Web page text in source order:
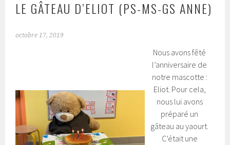
LE GÂTEAU D’ELIOT (PS-MS-GS ANNE)
octobre 17, 2019
Nous avons fêté
l’anniversaire de
notre mascotte :
Eliot. Pour cela,
nous lui avons
préparé un
gâteau au yaourt.
C’était une